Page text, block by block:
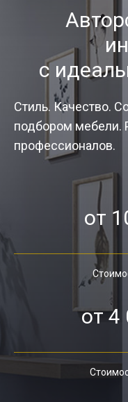
с
Стиль. Качество.
подбором мебели.
профессионалов.
от
от 4